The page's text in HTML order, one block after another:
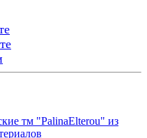
тм "PalinaElterou" из